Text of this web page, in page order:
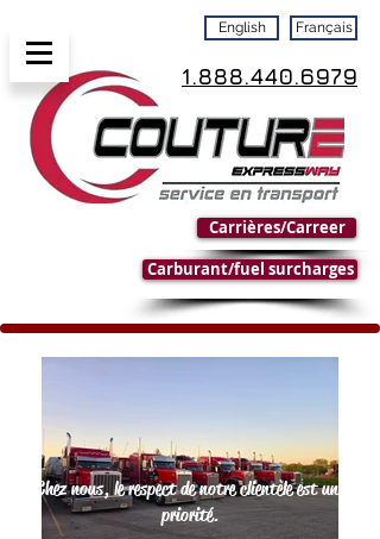
English Français
1.888.440.6979
Carrières/Carreer
Carburant/fuel surcharges
Chez nous, le respect de notre clientèle est une
priorité.